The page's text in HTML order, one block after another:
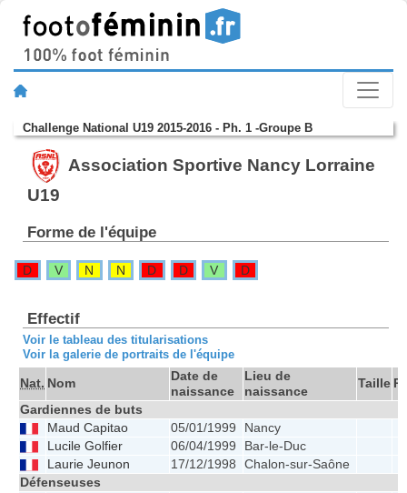
Challenge National U19 2015-2016 - Ph. 1 -Groupe B
Association Sportive Nancy Lorraine
U19
Forme de l'équipe
D V N N D D V D
Effectif
Voir le tableau des titularisations
Voir la galerie de portraits de l'équipe
Nat. Nom
Date de
naissance
Lieu de
naissance
Taille
Gardiennes de buts
Maud Capitao
05/01/1999
Nancy
Lucile Golfier
06/04/1999
Bar-le-Duc
Laurie Jeunon
17/12/1998
Chalon-sur-Saône
Défenseuses